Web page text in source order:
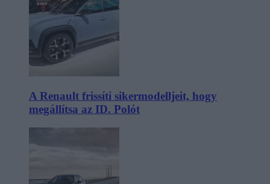
A Renault frissíti sikermodelljeit, hogy
megállítsa az ID. Polót